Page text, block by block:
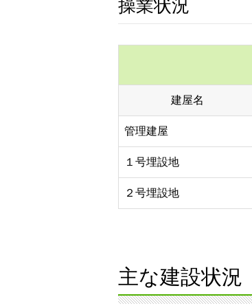
操業状況
建屋名
管理建屋
１号埋設地
２号埋設地
主な建設状況